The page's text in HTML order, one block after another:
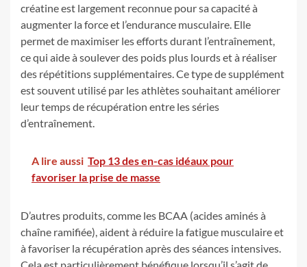
créatine est largement reconnue pour sa capacité à
augmenter la force et l’endurance musculaire. Elle
permet de maximiser les efforts durant l’entraînement,
ce qui aide à soulever des poids plus lourds et à réaliser
des répétitions supplémentaires. Ce type de supplément
est souvent utilisé par les athlètes souhaitant améliorer
leur temps de récupération entre les séries
d’entraînement.
A lire aussi Top 13 des en-cas idéaux pour
favoriser la prise de masse
D’autres produits, comme les BCAA (acides aminés à
chaîne ramifiée), aident à réduire la fatigue musculaire et
à favoriser la récupération après des séances intensives.